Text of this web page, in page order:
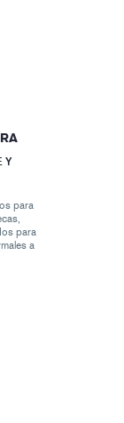
Y
para
para
a